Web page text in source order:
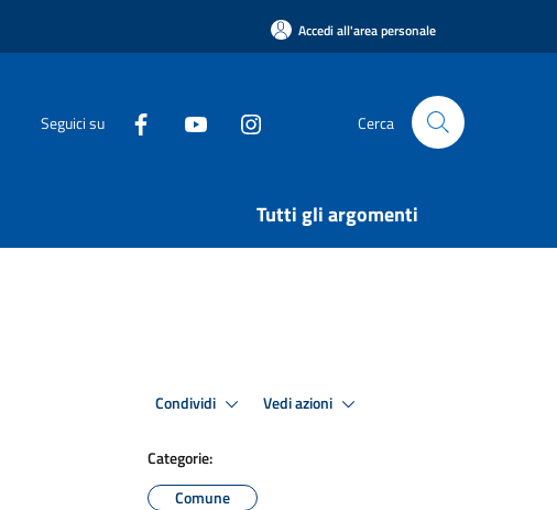
Accedi all'area personale
Seguici su Cerca
Tutti gli argomenti
Condividi Vedi azioni
Categorie:
Comune